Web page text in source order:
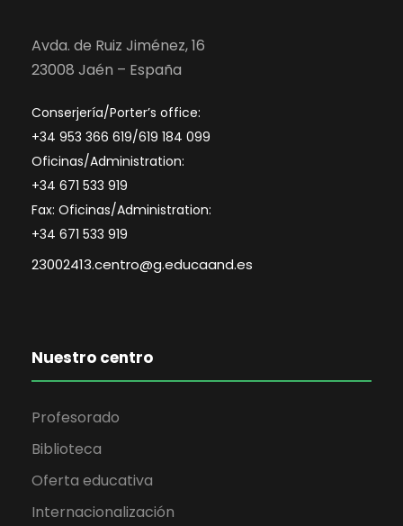
Avda. de Ruiz Jiménez, 16
23008 Jaén – España
Conserjería/Porter’s office:
+34 953 366 619/619 184 099
Oficinas/Administration:
+34 671 533 919
Fax: Oficinas/Administration:
+34 671 533 919
23002413.centro@g.educaand.es
Nuestro centro
Profesorado
Biblioteca
Oferta educativa
Internacionalización